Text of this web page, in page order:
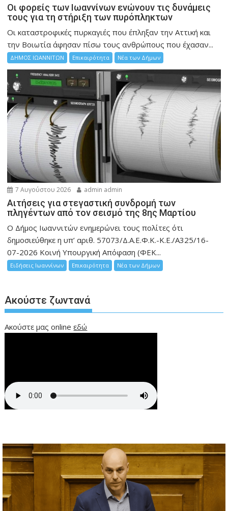
Οι φορείς των Ιωαννίνων ενώνουν τις δυνάμεις
τους για τη στήριξη των πυρόπληκτων
Οι καταστροφικές πυρκαγιές που έπληξαν την Αττική και
την Bοιωτία άφησαν πίσω τους ανθρώπους που έχασαν...
ΔΗΜΟΣ ΙΩΑΝΝΙΤΩΝ Επικαιρότητα Νέα των Δήμων
7 Αυγούστου 2026 admin admin
Αιτήσεις για στεγαστική συνδρομή των
πληγέντων από τον σεισμό της 8ης Μαρτίου
Ο Δήμος Ιωαννιτών ενημερώνει τους πολίτες ότι
δημοσιεύθηκε η υπ’ αριθ. 57073/Δ.Α.Ε.Φ.Κ.-Κ.Ε./Α325/16-
07-2026 Κοινή Υπουργική Απόφαση (ΦΕΚ...
Ειδήσεις Ιωαννίνων Επικαιρότητα Νέα των Δήμων
Ακούστε ζωντανά
Ακούστε μας onlineεδώ